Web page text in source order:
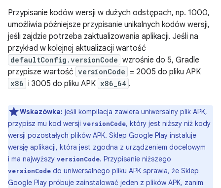
Przypisanie kodów wersji w dużych odstępach, np. 1000,
umożliwia późniejsze przypisanie unikalnych kodów wersji,
jeśli zajdzie potrzeba zaktualizowania aplikacji. Jeśli na
przykład w kolejnej aktualizacji wartość
defaultConfig.versionCode wzrośnie do 5, Gradle
przypisze wartość versionCode = 2005 do pliku APK
x86 i 3005 do pliku APK x86_64 .
Wskazówka: jeśli kompilacja zawiera uniwersalny plik APK,
przypisz mu kod wersji versionCode, który jest niższy niż kody
wersji pozostałych plików APK. Sklep Google Play instaluje
wersję aplikacji, która jest zgodna z urządzeniem docelowym
i ma najwyższy versionCode. Przypisanie niższego
versionCode do uniwersalnego pliku APK sprawia, że Sklep
Google Play próbuje zainstalować jeden z plików APK, zanim